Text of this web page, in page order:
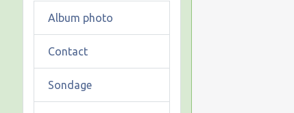
Album photo
Contact
Sondage